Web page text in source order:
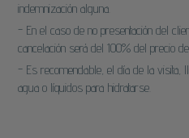
indemnización alguna.
- En el caso de no presentación del
cancelación será del 100% del precio
- Es recomendable, el día de la visita,
agua o líquidos para hidratarse.